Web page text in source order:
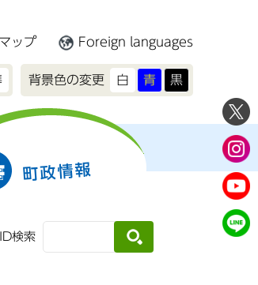
ップ Foreign languages
背景色の変更 白 青 黒
町政情報
検索